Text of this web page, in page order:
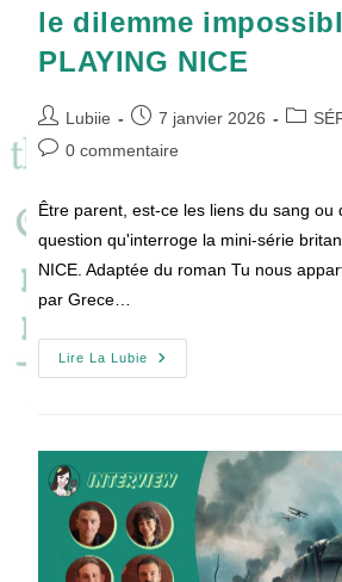
le dilemme
PLAYING NICE
Auteur/autrice
de
Lubiie
Publication
publiée :
7 janvier 2026
Post
Commentaires
la
publication :
0 commentaire
Être parent, est-ce les liens du sang ou
question qu'interroge la mini-série
NICE. Adaptée du roman Tu nous
par Grece…
Lire La Lubie
Deux
Enfants,
Dilemme
Impossible
De
PLAYING
NICE